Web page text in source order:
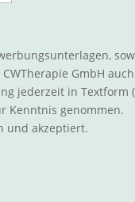
GmbH
jederzeit in
Kenntnis genommen.
und akzeptiert.